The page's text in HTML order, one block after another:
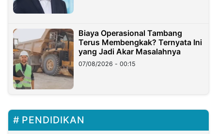
Biaya Operasional Tambang
Terus Membengkak? Ternyata Ini
yang Jadi Akar Masalahnya
07/08/2026 - 00:15
PENDIDIKAN